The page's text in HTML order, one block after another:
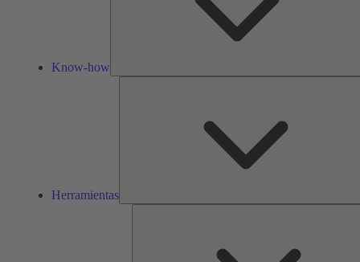
Know-how
Herramientas